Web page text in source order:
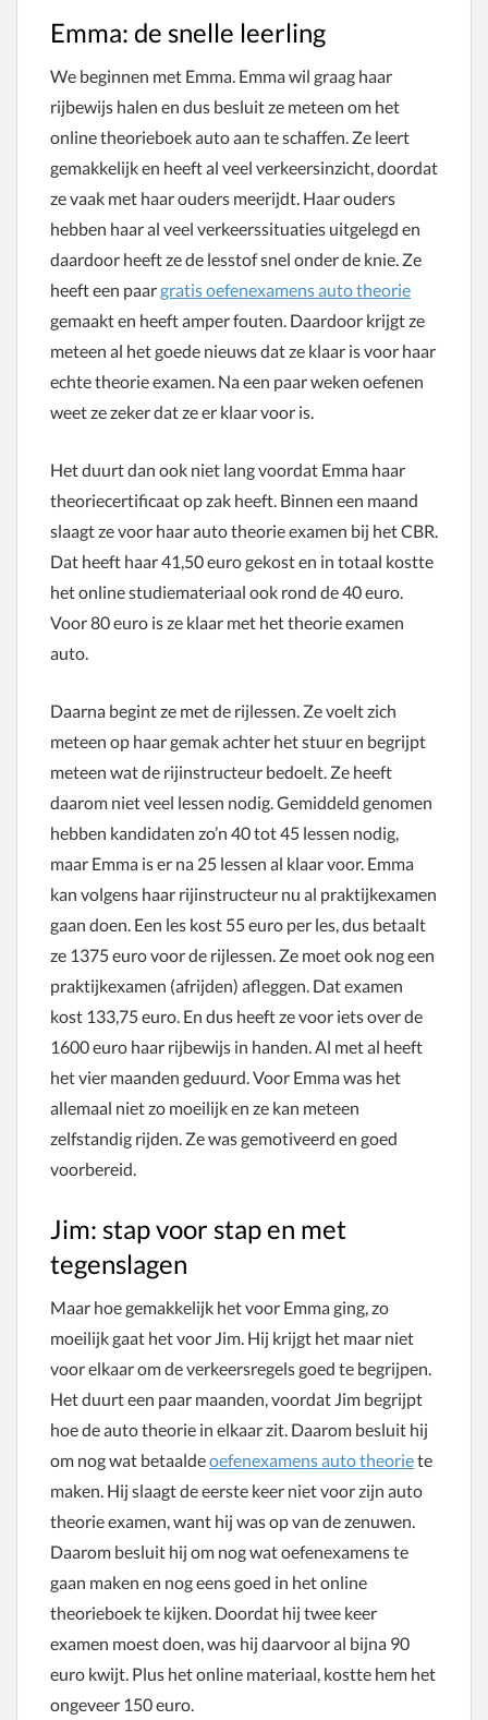
Emma: de snelle leerling
We beginnen met Emma. Emma wil graag haar
rijbewijs halen en dus besluit ze meteen om het
online theorieboek auto aan te schaffen. Ze leert
gemakkelijk en heeft al veel verkeersinzicht, doordat
ze vaak met haar ouders meerijdt. Haar ouders
hebben haar al veel verkeerssituaties uitgelegd en
daardoor heeft ze de lesstof snel onder de knie. Ze
heeft een paargratis oefenexamens auto theorie
gemaakt en heeft amper fouten. Daardoor krijgt ze
meteen al het goede nieuws dat ze klaar is voor haar
echte theorie examen. Na een paar weken oefenen
weet ze zeker dat ze er klaar voor is.
Het duurt dan ook niet lang voordat Emma haar
theoriecertificaat op zak heeft. Binnen een maand
slaagt ze voor haar auto theorie examen bij het CBR.
Dat heeft haar 41,50 euro gekost en in totaal kostte
het online studiemateriaal ook rond de 40 euro.
Voor 80 euro is ze klaar met het theorie examen
auto.
Daarna begint ze met de rijlessen. Ze voelt zich
meteen op haar gemak achter het stuur en begrijpt
meteen wat de rijinstructeur bedoelt. Ze heeft
daarom niet veel lessen nodig. Gemiddeld genomen
hebben kandidaten zo’n 40 tot 45 lessen nodig,
maar Emma is er na 25 lessen al klaar voor. Emma
kan volgens haar rijinstructeur nu al praktijkexamen
gaan doen. Een les kost 55 euro per les, dus betaalt
ze 1375 euro voor de rijlessen. Ze moet ook nog een
praktijkexamen (afrijden) afleggen. Dat examen
kost 133,75 euro. En dus heeft ze voor iets over de
1600 euro haar rijbewijs in handen. Al met al heeft
het vier maanden geduurd. Voor Emma was het
allemaal niet zo moeilijk en ze kan meteen
zelfstandig rijden. Ze was gemotiveerd en goed
voorbereid.
Jim: stap voor stap en met
tegenslagen
Maar hoe gemakkelijk het voor Emma ging, zo
moeilijk gaat het voor Jim. Hij krijgt het maar niet
voor elkaar om de verkeersregels goed te begrijpen.
Het duurt een paar maanden, voordat Jim begrijpt
hoe de auto theorie in elkaar zit. Daarom besluit hij
om nog wat betaaldeoefenexamens auto theoriete
maken. Hij slaagt de eerste keer niet voor zijn auto
theorie examen, want hij was op van de zenuwen.
Daarom besluit hij om nog wat oefenexamens te
gaan maken en nog eens goed in het online
theorieboek te kijken. Doordat hij twee keer
examen moest doen, was hij daarvoor al bijna 90
euro kwijt. Plus het online materiaal, kostte hem het
ongeveer 150 euro.